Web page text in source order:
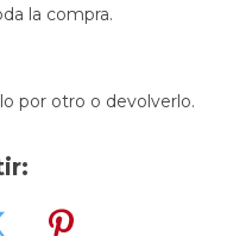
la compra.
por otro o devolverlo.